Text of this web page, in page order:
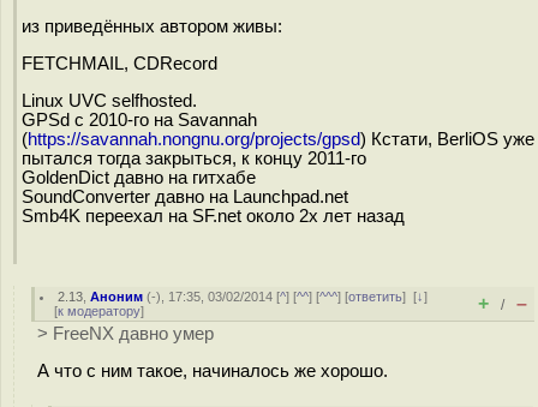
из приведённых автором живы:
FETCHMAIL, CDRecord
Linux UVC selfhosted.
GPSd с 2010-го на Savannah
(https://savannah.nongnu.org/projects/gpsd) Кстати, BerliOS уже
пытался тогда закрыться, к концу 2011-го
GoldenDict давно на гитхабе
SoundConverter давно на Launchpad.net
Smb4K переехал на SF.net около 2х лет назад
2.13 ,Аноним (-), 17:35, 03/02/2014 [^] [^^] [^^^] [ответить][↓]
[к модератору] + / –
> FreeNX давно умер
А что с ним такое, начиналось же хорошо.